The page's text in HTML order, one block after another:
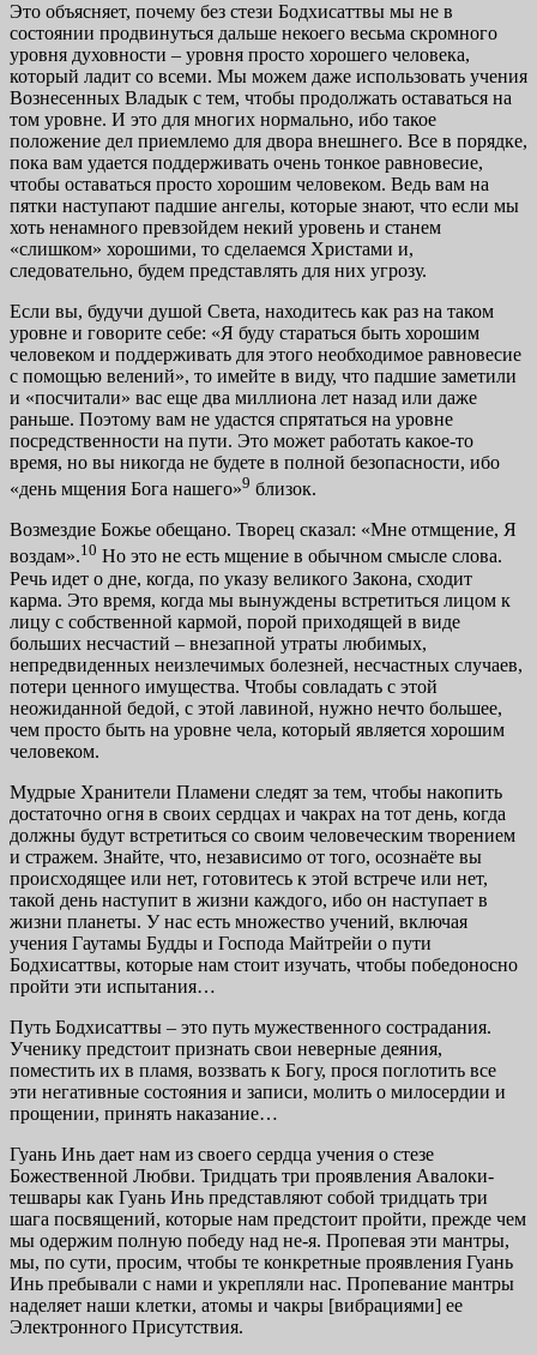
Это объясняет, почему без стези Бодхисаттвы мы не в
состоянии продвинуться дальше некоего весьма скромно­го
уровня духовности – уровня просто хорошего человека,
который ладит со всеми. Мы можем даже использовать учения
Вознесенных Владык с тем, чтобы продолжать оставаться на
том уровне. И это для многих нормально, ибо такое
положение дел приемлемо для двора внешне­го. Все в порядке,
пока вам удается поддерживать очень тонкое равновесие,
чтобы оставаться просто хорошим че­ловеком. Ведь вам на
пятки наступают падшие ангелы, которые знают, что если мы
хоть ненамного превзойдем некий уровень и станем
«слишком» хорошими, то сдела­емся Христами и,
следовательно, будем представлять для них угрозу.
Если вы, будучи душой Света, находитесь как раз на таком
уровне и говорите себе: «Я буду стараться быть хо­рошим
человеком и поддерживать для этого необходимое равновесие
с помощью велений», то имейте в виду, что падшие заметили
и «посчитали» вас еще два миллиона лет назад или даже
раньше. Поэтому вам не удастся спрятаться на уровне
посредственности на пути. Это может работать какое-то
время, но вы никогда не будете в полной безопас­ности, ибо
«день мщения Бога нашего»9 близок.
Возмездие Божье обещано. Творец сказал: «Мне от­мщение, Я
воздам».10 Но это не есть мщение в обычном смысле слова.
Речь идет о дне, когда, по указу великого Закона, сходит
карма. Это время, когда мы вынуждены встретиться лицом к
лицу с собственной кармой, порой приходящей в виде
больших несчастий – внезапной утра­ты любимых,
непредвиденных неизлечимых болезней, не­счастных случаев,
потери ценного имущества. Чтобы со­владать с этой
неожиданной бедой, с этой лавиной, нужно нечто большее,
чем просто быть на уровне чела, который является хорошим
человеком.
Мудрые Хранители Пламени следят за тем, чтобы на­копить
достаточно огня в своих сердцах и чакрах на тот день, когда
должны будут встретиться со своим челове­ческим творением
и стражем. Знайте, что, независимо от того, осознаёте вы
происходящее или нет, готовитесь к этой встрече или нет,
такой день наступит в жизни каж­дого, ибо он наступает в
жизни планеты. У нас есть мно­жество учений, включая
учения Гаутамы Будды и Господа Майтрейи о пути
Бодхисаттвы, которые нам стоит изучать, чтобы победоносно
пройти эти испытания…
Путь Бодхисаттвы – это путь мужественного сострада­ния.
Ученику предстоит признать свои неверные деяния,
поместить их в пламя, воззвать к Богу, прося поглотить все
эти негативные состояния и записи, молить о милосердии и
прощении, принять наказание…
Гуань Инь дает нам из своего сердца учения о стезе
Божественной Любви. Тридцать три проявления Авалоки­
тешвары как Гуань Инь представляют собой тридцать три
шага посвящений, которые нам предстоит пройти, прежде чем
мы одержим полную победу над не-я. Пропевая эти мантры,
мы, по сути, просим, чтобы те конкретные про­явления Гуань
Инь пребывали с нами и укрепляли нас. Пропевание мантры
наделяет наши клетки, атомы и чакры [вибрациями] ее
Электронного Присутствия.